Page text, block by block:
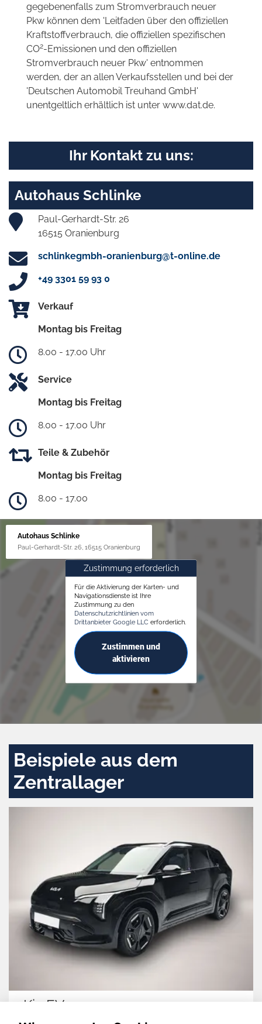
gegebenenfalls zum Stromverbrauch neuer
Pkw können dem 'Leitfaden über den offiziellen
Kraftstoffverbrauch, die offiziellen spezifischen
CO2-Emissionen und den offiziellen
Stromverbrauch neuer Pkw' entnommen
werden, der an allen Verkaufsstellen und bei der
'Deutschen Automobil Treuhand GmbH'
unentgeltlich erhältlich ist unter www.dat.de.
Ihr Kontakt zu uns:
Autohaus Schlinke
Paul-Gerhardt-Str. 26
16515 Oranienburg
schlinkegmbh-oranienburg@t-online.de
+49 3301 59 93 0
Verkauf
Montag bis Freitag
8.00 - 17.00 Uhr
Service
Montag bis Freitag
8.00 - 17.00 Uhr
Teile & Zubehör
Montag bis Freitag
8.00 - 17.00
Autohaus Schlinke
Paul-Gerhardt-Str. 26, 16515 Oranienburg
Zustimmung erforderlich
Für die Aktivierung der Karten- und
Navigationsdienste ist Ihre
Zustimmung zu den
Datenschutzrichtlinien vom
Drittanbieter Google LLC erforderlich.
Zustimmen und
aktivieren
Beispiele aus dem
Zentrallager
Kia EV3